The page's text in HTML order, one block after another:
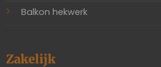
Balkon hekwerk
Zakelijk